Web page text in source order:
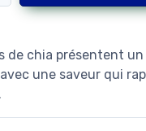
de chia présentent
une saveur qui